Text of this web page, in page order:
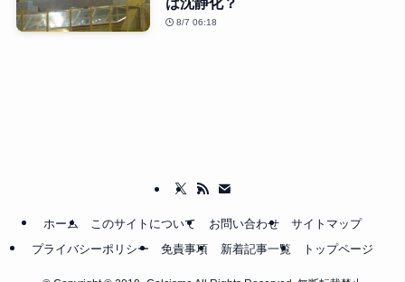
8/7 06:18
ホーム このサイトについて お問い合わせ
サイトマップ
プライバシーポリシー
免責事項 新着記事一覧 トップページ